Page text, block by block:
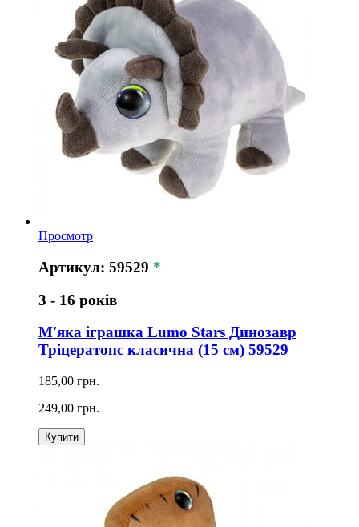
Просмотр
Артикул: 59529 *
3 - 16 років
М'яка іграшка Lumo Stars Динозавр
Тріцератопс класична (15 см) 59529
185,00 грн.
249,00 грн.
Купити